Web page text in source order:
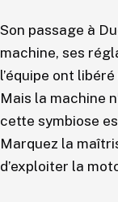
Son passage à
machine, ses
l’équipe ont
Mais la machine
cette symbiose
Marquez la
d’exploiter la